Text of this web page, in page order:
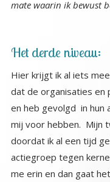
mate waarin ik bewust
Het derde niveau:
Hier krijgt ik al iets
dat de organisaties
en heb gevolgd in
mij voor hebben. Mijn
doordat ik al een tijd
actiegroep tegen
me erin en dan
overboord.
degene die ze
gesponsord door
gestudeerd etc. Ik
Eerst nog
heilige huisjes omver.
losgelaten en nieuwe
veganist die
omgaat. Er wordt
gekeken, en ik
steeds meer
denken, los van wat
de tv of krant
waar, en ik ben
ik durf openlijk de
heel duidelijk ‘zelf’
een voorzichtige
van…, naar gezond
kennis. Men leest,
een tijdje een nieuw
wat het beste is voor
nog steeds om het
mijn geest zelf
bewustzijn is hier
kan kiezen en
nog vaak op een
ook voor mij. Alles
aangenomen, wordt
Ik ben nu lid van het
biologische
geneeswijzen, ik ben
eerst in geloofde en
en de medische
en afkeurend naar
voortdurend alles
wijzen en in diskrediet